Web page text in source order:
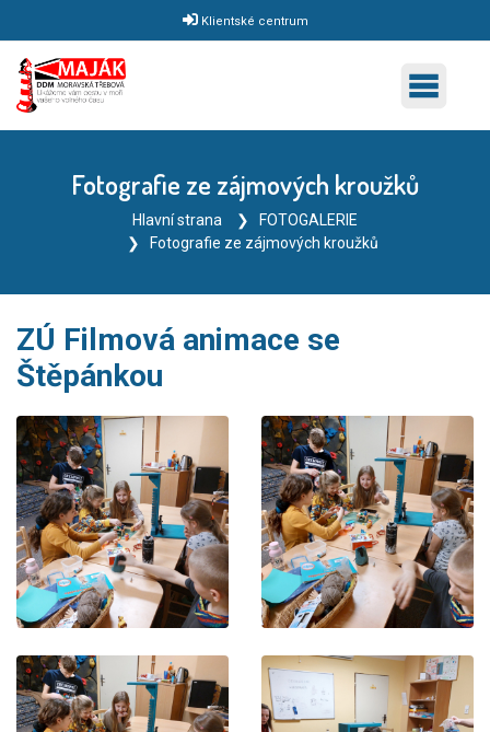
Klientské centrum
Fotografie ze zájmových kroužků
Hlavní strana
FOTOGALERIE
Fotografie ze zájmových kroužků
ZÚ Filmová animace se
Štěpánkou